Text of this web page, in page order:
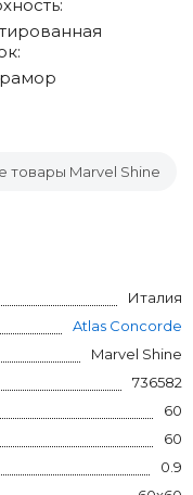
товары Marvel Shine
Италия
Atlas Concorde
Marvel Shine
736582
60
60
0.9